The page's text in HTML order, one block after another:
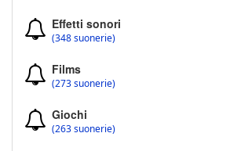
Effetti sonori
(348 suonerie)
Films
(273 suonerie)
Giochi
(263 suonerie)